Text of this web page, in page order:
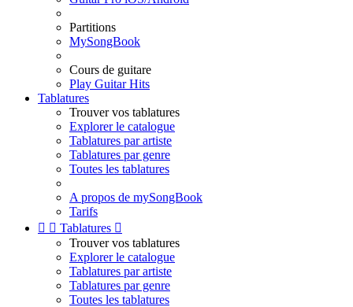
Partitions
MySongBook
Cours de guitare
Play Guitar Hits
Tablatures
Trouver vos tablatures
Explorer le catalogue
Tablatures par artiste
Tablatures par genre
Toutes les tablatures
A propos de mySongBook
Tarifs
  Tablatures 
Trouver vos tablatures
Explorer le catalogue
Tablatures par artiste
Tablatures par genre
Toutes les tablatures